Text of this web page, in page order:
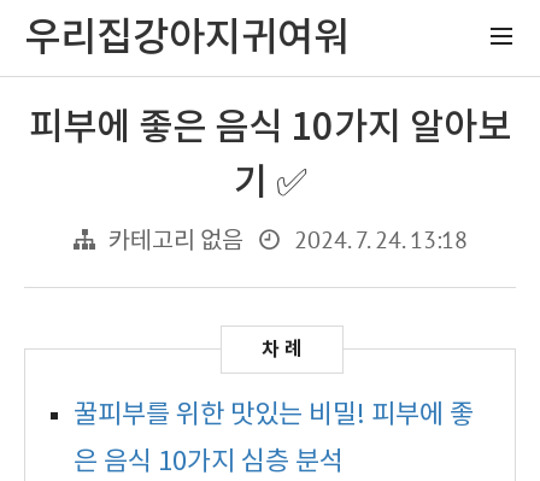
우리집강아지귀여워
피부에 좋은 음식 10가지 알아보
기 ✅
카테고리 없음 2024. 7. 24. 13:18
꿀피부를 위한 맛있는 비밀! 피부에 좋
은 음식 10가지 심층 분석